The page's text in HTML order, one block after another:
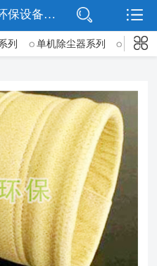
网站首页
新闻动态
产品展示
公司微信
联系我们
泊头市兴天环保设备有限公司
列 单机除尘器系列 锅炉